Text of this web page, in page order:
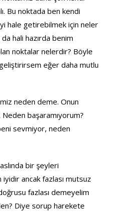
Bu noktada ben kendi
hale getirebilmek için neler
hali hazırda benim
noktalar nelerdir? Böyle
geliştirirsem eğer daha mutlu
neden deme. Onun
Neden başaramıyorum?
sevmiyor, neden
bir şeyleri
iyidir ancak fazlası mutsuz
fazlası demeyelim
Diye sorup harekete